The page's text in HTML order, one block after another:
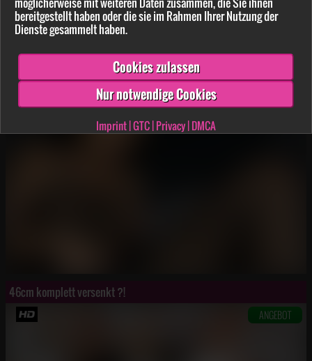
bereitgestellt haben oder die sie im Rahmen Ihrer Nutzung der
Dienste gesammelt haben.
Cookies zulassen
Nur notwendige Cookies
Imprint|GTC|Privacy|DMCA
3-L**h-s***e H******e z******t
46cm komplett versenkt ?!
ANGEBOT